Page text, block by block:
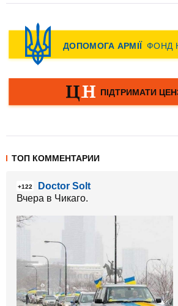
ТОП КОММЕНТАРИИ
+122
Doctor Solt
Вчера в Чикаго.